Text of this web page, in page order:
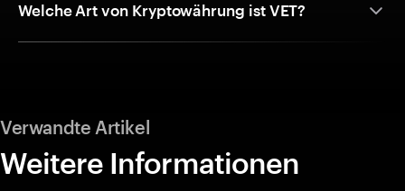
Welche Art von Kryptowährung ist VET?
Verwandte Artikel
Weitere Informationen